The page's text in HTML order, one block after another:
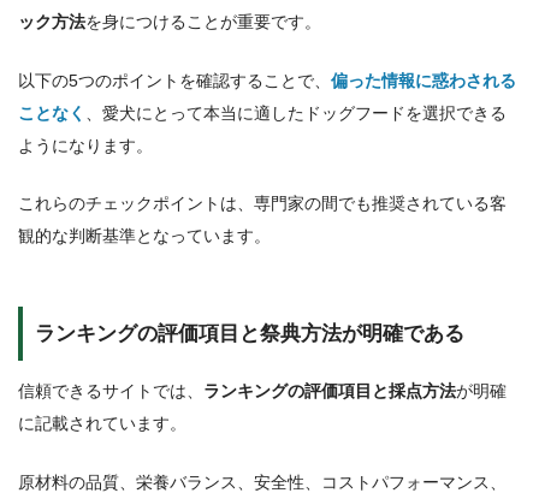
ック方法を身につけることが重要です。
以下の5つのポイントを確認することで、 偏った情報に惑わされる
ことなく
、愛犬にとって本当に適したドッグフードを選択できる
ようになります。
これらのチェックポイントは、専門家の間でも推奨されている客
観的な判断基準となっています。
ランキングの評価項目と祭典方法が明確である
信頼できるサイトでは、 ランキングの評価項目と採点方法が明確
に記載されています。
原材料の品質、栄養バランス、安全性、コストパフォーマンス、